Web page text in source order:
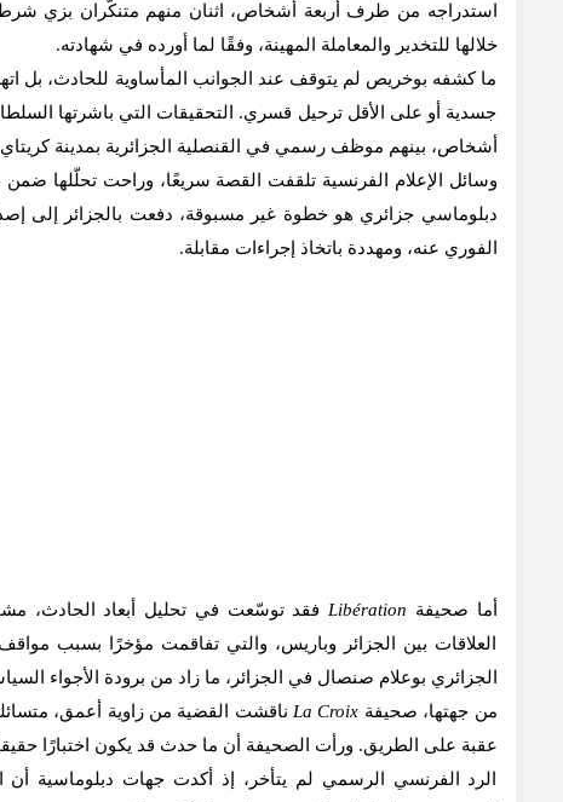
استدراجه من طرف أربعة أشخاص، اثنان منهم متنكّران بزي
خلالها للتخدير والمعاملة المهينة، وفقًا لما أورده في شهادته.
ما كشفه بوخريص لم يتوقف عند الجوانب المأساوية للحادث، بل
جسدية أو على الأقل ترحيل قسري. التحقيقات التي باشرتها
أشخاص، بينهم موظف رسمي في القنصلية الجزائرية بمدينة
وسائل الإعلام الفرنسية تلقفت القصة سريعًا، وراحت تحلّلها ضمن
دبلوماسي جزائري هو خطوة غير مسبوقة، دفعت بالجزائر إلى إصدار
الفوري عنه، ومهددة باتخاذ إجراءات مقابلة.
أما صحيفة Libérationفقد توسّعت في تحليل أبعاد الحادث،
العلاقات بين الجزائر وباريس، والتي تفاقمت مؤخرًا بسبب
الجزائري بوعلام صنصال في الجزائر، ما زاد من برودة الأجواء
من جهتها، صحيفة La Croixناقشت القضية من زاوية أعمق،
عقبة على الطريق. ورأت الصحيفة أن ما حدث قد يكون اختبارًا
الرد الفرنسي الرسمي لم يتأخر، إذ أكدت جهات دبلوماسية